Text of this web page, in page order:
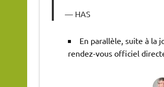
HAS
En parallèle, suite à la
rendez-vous officiel